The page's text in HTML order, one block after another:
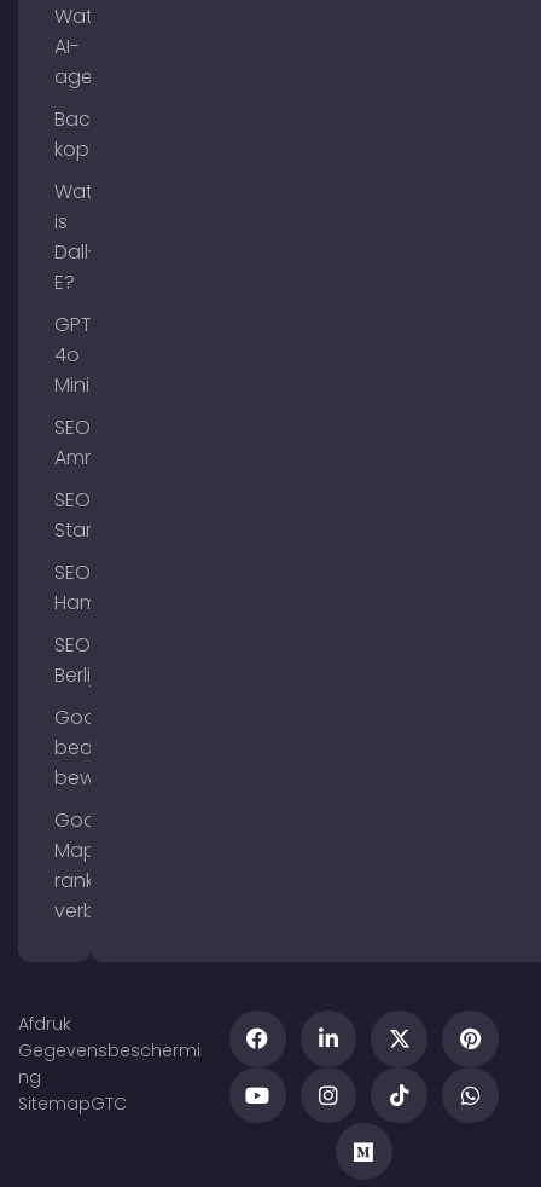
Wat zijn
AI-
agenten?
Backlinks
kopen
Wat
is
Dall-
E?
GPT-
4o
Mini
SEO
Ammersee
SEO
Starnberg
SEO
Hamburg
SEO
Berlijn
Google
bedrijfsprofiel
bewerken
Google
Maps
ranking
verbeteren
Afdruk
Gegevensbeschermi
ng
SitemapGTC